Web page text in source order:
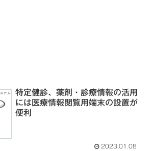
特定健診、薬剤・診療情報の活用
には医療情報閲覧用端末の設置が
便利
2023.01.08